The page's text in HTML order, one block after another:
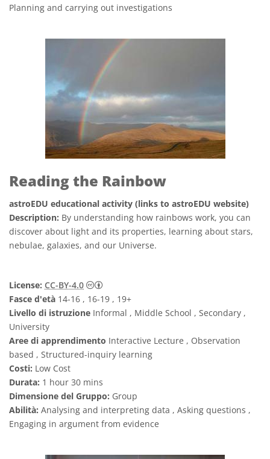
Planning and carrying out investigations
Reading the Rainbow
astroEDU educational activity (links to astroEDU website)
Description: By understanding how rainbows work, you can
discover about light and its properties, learning about stars,
nebulae, galaxies, and our Universe.
License: CC-BY-4.0
Creative Commons Attribuzione 4.0
Fasce d'età 14-16 , 16-19 , 19+
Livello di istruzione Informal , Middle School , Secondary ,
University
Aree di apprendimento Interactive Lecture , Observation
based , Structured-inquiry learning
Costi: Low Cost
Durata: 1 hour 30 mins
Dimensione del Gruppo: Group
Abilità: Analysing and interpreting data , Asking questions ,
Engaging in argument from evidence